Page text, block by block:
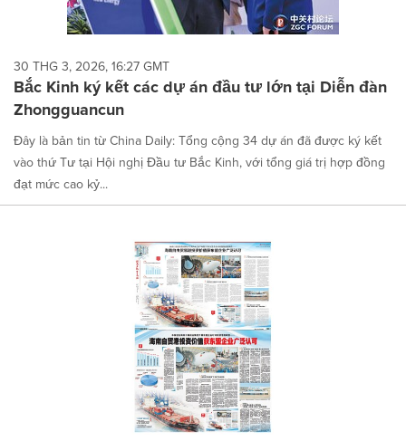
30 THG 3, 2026, 16:27 GMT
Bắc Kinh ký kết các dự án đầu tư lớn tại Diễn đàn
Zhongguancun
Đây là bản tin từ China Daily: Tổng cộng 34 dự án đã được ký kết
vào thứ Tư tại Hội nghị Đầu tư Bắc Kinh, với tổng giá trị hợp đồng
đạt mức cao kỷ...